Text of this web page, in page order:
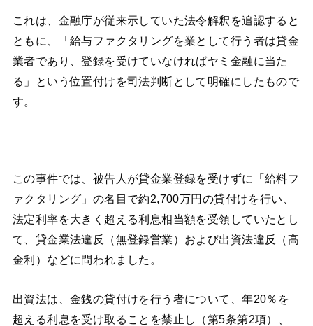
これは、金融庁が従来示していた法令解釈を追認すると
ともに、「給与ファクタリングを業として行う者は貸金
業者であり、登録を受けていなければヤミ金融に当た
る」という位置付けを司法判断として明確にしたもので
す。
この事件では、被告人が貸金業登録を受けずに「給料フ
ァクタリング」の名目で約2,700万円の貸付けを行い、
法定利率を大きく超える利息相当額を受領していたとし
て、貸金業法違反（無登録営業）および出資法違反（高
金利）などに問われました。
出資法は、金銭の貸付けを行う者について、年20％を
超える利息を受け取ることを禁止し（第5条第2項）、